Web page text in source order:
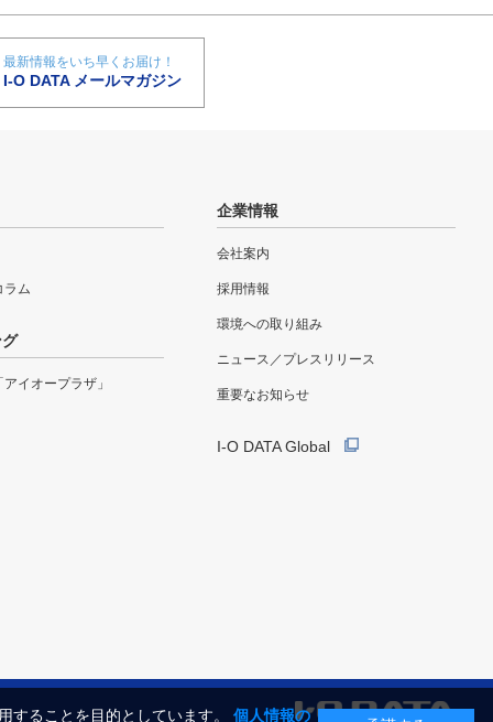
最新情報をいち早くお届け！
I-O DATA メールマガジン
ラム
イオープラザ」
企業情報
会社案内
採用情報
環境への取り組み
ニュース／プレスリリース
重要なお知らせ
I-O DATA Global
ることを目的としています。 個人情報の